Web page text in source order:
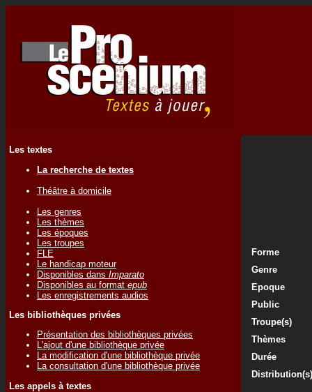
Les textes
La recherche de textes
Théâtre à domicile
Les genres
Les thèmes
Les époques
Les troupes
FLE
Le handicap moteur
Disponibles dans Imparato
Disponibles au format epub
Les enregistrements audios
Les bibliothèques privées
Présentation des bibliothèques privées
L'ajout d'une bibliothèque privée
La modification d'une bibliothèque privée
La consultation d'une bibliothèque privée
Les appels à textes
Forme
Genre
Epoque
Public
Troupe(s)
Thèmes
Durée
Distribution(s)